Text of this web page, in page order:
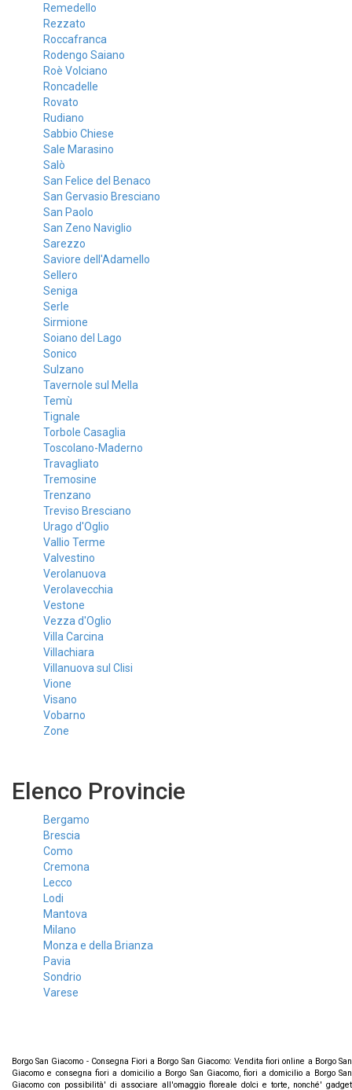
Remedello
Rezzato
Roccafranca
Rodengo Saiano
Roè Volciano
Roncadelle
Rovato
Rudiano
Sabbio Chiese
Sale Marasino
Salò
San Felice del Benaco
San Gervasio Bresciano
San Paolo
San Zeno Naviglio
Sarezzo
Saviore dell'Adamello
Sellero
Seniga
Serle
Sirmione
Soiano del Lago
Sonico
Sulzano
Tavernole sul Mella
Temù
Tignale
Torbole Casaglia
Toscolano-Maderno
Travagliato
Tremosine
Trenzano
Treviso Bresciano
Urago d'Oglio
Vallio Terme
Valvestino
Verolanuova
Verolavecchia
Vestone
Vezza d'Oglio
Villa Carcina
Villachiara
Villanuova sul Clisi
Vione
Visano
Vobarno
Zone
Elenco Provincie
Bergamo
Brescia
Como
Cremona
Lecco
Lodi
Mantova
Milano
Monza e della Brianza
Pavia
Sondrio
Varese
Borgo San Giacomo - Consegna Fiori a Borgo San Giacomo: Vendita fiori online a Borgo San
Giacomo e consegna fiori a domicilio a Borgo San Giacomo, fiori a domicilio a Borgo San
Giacomo con possibilità' di associare all'omaggio floreale dolci e torte, nonché' gadget